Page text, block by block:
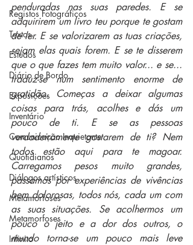
Registos Fotográficos
Textos
Estudos
Diário de Bordo
Exposições
Inventário
Comunicação Inquietante
Quotidianos
Diálogos artísticos
Metamorfoses
Metamorfoses
Infinito
penduradas nas suas paredes. E se
adquirirem um livro teu porque te gostam
de ler. E se valorizarem as tuas criações,
sejam elas quais forem. E se te disserem
que o que fazes tem muito valor... e se...
traduz-se num sentimento enorme de
gratidão. Começas a deixar algumas
coisas para trás, acolhes e dás um
pouco de ti. E se as pessoas
verdadeiramente gostarem de ti? Nem
todos estão aqui para te magoar.
Carregamos pesos muito grandes,
passamos por experiências de vivências
bem dolorosas, todos nós, cada um com
as suas situações. Se acolhermos um
pouco o jeito e a dor dos outros, o
mundo torna-se um pouco mais leve